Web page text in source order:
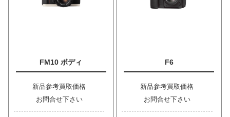
FM10 ボディ
新品参考買取価格
お問合せ下さい
F6
新品参考買取価格
お問合せ下さい